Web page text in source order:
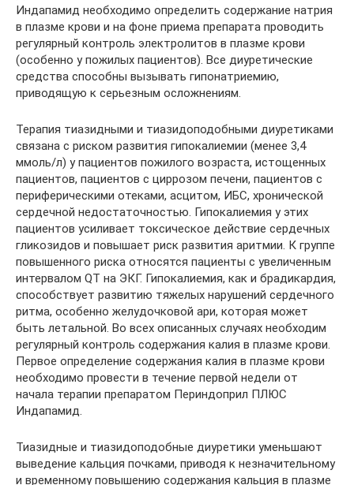
Индапамид необходимо определить содержание натрия
в плазме крови и на фоне приема препарата проводить
регулярный контроль электролитов в плазме крови
(особенно у пожилых пациентов). Все диуретические
средства способны вызывать гипонатриемию,
приводящую к серьезным осложнениям.
Терапия тиазидными и тиазидоподобными диуретиками
связана с риском развития гипокалиемии (менее 3,4
ммоль/л) у пациентов пожилого возраста, истощенных
пациентов, пациентов с циррозом печени, пациентов с
периферическими отеками, асцитом, ИБС, хронической
сердечной недостаточностью. Гипокалиемия у этих
пациентов усиливает токсическое действие сердечных
гликозидов и повышает риск развития аритмии. К группе
повышенного риска относятся пациенты с увеличенным
интервалом QT на ЭКГ. Гипокалиемия, как и брадикардия,
способствует развитию тяжелых нарушений сердечного
ритма, особенно желудочковой ари, которая может
быть летальной. Во всех описанных случаях необходим
регулярный контроль содержания калия в плазме крови.
Первое определение содержания калия в плазме крови
необходимо провести в течение первой недели от
начала терапии препаратом Периндоприл ПЛЮС
Индапамид.
Тиазидные и тиазидоподобные диуретики уменьшают
выведение кальция почками, приводя к незначительному
и временному повышению содержания кальция в плазме